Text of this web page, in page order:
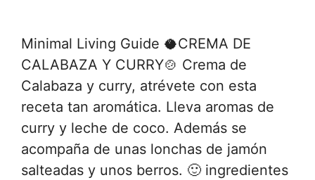
Minimal Living Guide 🥥CREMA DE
CALABAZA Y CURRY🍲 Crema de
Calabaza y curry, atrévete con esta
receta tan aromática. Lleva aromas de
curry y leche de coco. Además se
acompaña de unas lonchas de jamón
salteadas y unos berros. 🙂 ingredientes